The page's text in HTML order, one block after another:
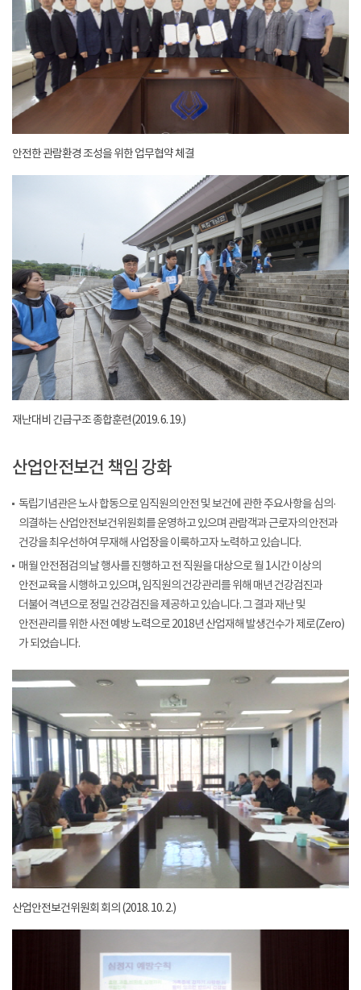
안전한 관람환경 조성을 위한 업무협약 체결
재난대비 긴급구조 종합훈련(2019. 6. 19.)
산업안전보건 책임 강화
독립기념관은 노사 합동으로 임직원의 안전 및 보건에 관한 주요사항을 심의·
의결하는 산업안전보건위원회를 운영하고 있으며 관람객과 근로자의 안전과
건강을 최우선하여 무재해 사업장을 이룩하고자 노력하고 있습니다.
매월 안전점검의 날 행사를 진행하고 전 직원을 대상으로 월 1시간 이상의
안전교육을 시행하고 있으며, 임직원의 건강관리를 위해 매년 건강검진과
더불어 격년으로 정밀 건강검진을 제공하고 있습니다. 그 결과 재난 및
안전관리를 위한 사전 예방 노력으로 2018년 산업재해 발생건수가 제로(Zero)
가 되었습니다.
산업안전보건위원회 회의 (2018. 10. 2.)